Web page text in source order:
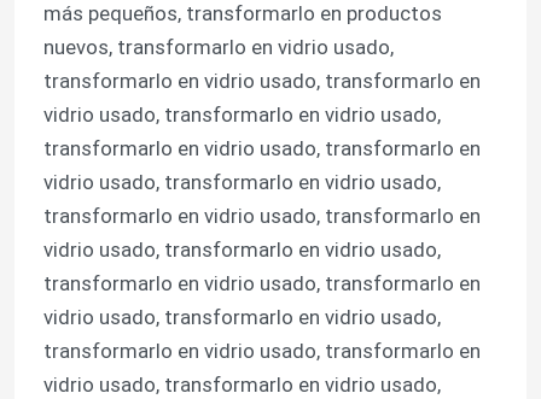
más pequeños, transformarlo en productos
nuevos, transformarlo en vidrio usado,
transformarlo en vidrio usado, transformarlo en
vidrio usado, transformarlo en vidrio usado,
transformarlo en vidrio usado, transformarlo en
vidrio usado, transformarlo en vidrio usado,
transformarlo en vidrio usado, transformarlo en
vidrio usado, transformarlo en vidrio usado,
transformarlo en vidrio usado, transformarlo en
vidrio usado, transformarlo en vidrio usado,
transformarlo en vidrio usado, transformarlo en
vidrio usado, transformarlo en vidrio usado,